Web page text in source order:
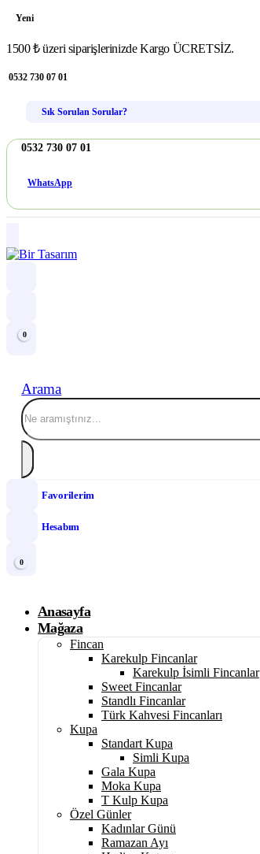
Yeni
1500 ₺ üzeri siparişlerinizde Kargo ÜCRETSİZ.
0532 730 07 01
Sık Sorulan Sorular?
0532 730 07 01
WhatsApp
0
Arama
Favorilerim
Hesabım
0
Anasayfa
Mağaza
Fincan
Karekulp Fincanlar
Karekulp İsimli Fincanlar
Sweet Fincanlar
Standlı Fincanlar
Türk Kahvesi Fincanları
Kupa
Standart Kupa
Simli Kupa
Gala Kupa
Moka Kupa
T Kulp Kupa
Özel Günler
Kadınlar Günü
Ramazan Ayı